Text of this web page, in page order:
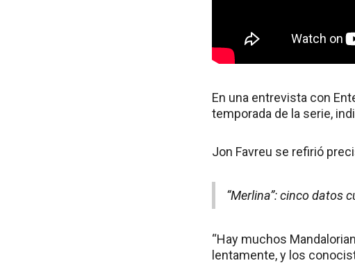
En una entrevista con
temporada de la serie,
Jon Favreu se refirió
“Merlina”: cinco datos
“Hay muchos
lentamente, y los